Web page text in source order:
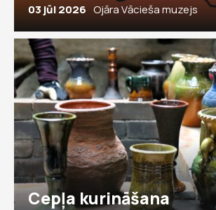
03 jūl 2026 Ojāra Vācieša muzejs
Cepļa kurināšana